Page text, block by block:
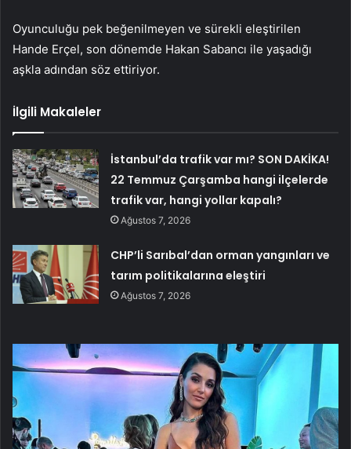
Oyunculuğu pek beğenilmeyen ve sürekli eleştirilen
Hande Erçel, son dönemde Hakan Sabancı ile yaşadığı
aşkla adından söz ettiriyor.
İlgili Makaleler
İstanbul’da trafik var mı? SON DAKİKA!
22 Temmuz Çarşamba hangi ilçelerde
trafik var, hangi yollar kapalı?
Ağustos 7, 2026
CHP’li Sarıbal’dan orman yangınları ve
tarım politikalarına eleştiri
Ağustos 7, 2026